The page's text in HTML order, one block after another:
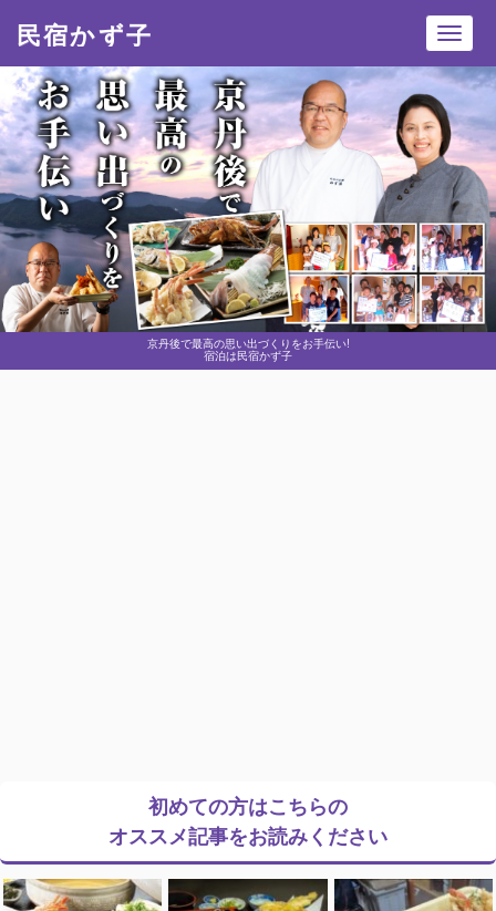
京丹後で最高の思い出づくりをお手伝い!
宿泊は民宿かず子
民宿かず子
初めての方はこちらの
オススメ記事をお読みください